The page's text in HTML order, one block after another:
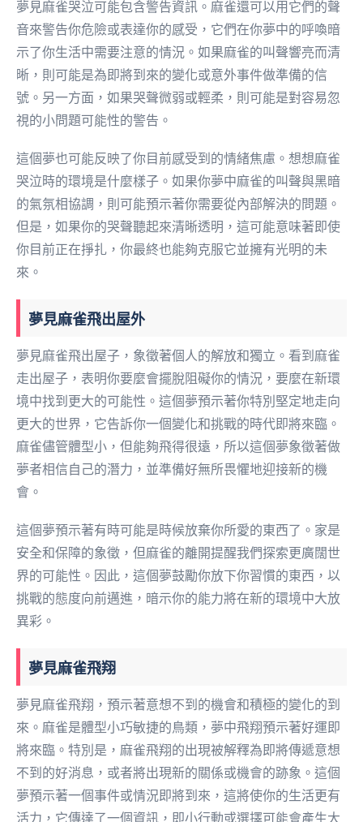
夢見麻雀哭泣可能包含警告資訊。麻雀還可以用它們的聲
音來警告你危險或表達你的感受，它們在你夢中的呼喚暗
示了你生活中需要注意的情況。如果麻雀的叫聲響亮而清
晰，則可能是為即將到來的變化或意外事件做準備的信
號。另一方面，如果哭聲微弱或輕柔，則可能是對容易忽
視的小問題可能性的警告。
這個夢也可能反映了你目前感受到的情緒焦慮。想想麻雀
哭泣時的環境是什麼樣子。如果你夢中麻雀的叫聲與黑暗
的氣氛相協調，則可能預示著你需要從內部解決的問題。
但是，如果你的哭聲聽起來清晰透明，這可能意味著即使
你目前正在掙扎，你最終也能夠克服它並擁有光明的未
來。
夢見麻雀飛出屋外
夢見麻雀飛出屋子，象徵著個人的解放和獨立。看到麻雀
走出屋子，表明你要麼會擺脫阻礙你的情況，要麼在新環
境中找到更大的可能性。這個夢預示著你特別堅定地走向
更大的世界，它告訴你一個變化和挑戰的時代即將來臨。
麻雀儘管體型小，但能夠飛得很遠，所以這個夢象徵著做
夢者相信自己的潛力，並準備好無所畏懼地迎接新的機
會。
這個夢預示著有時可能是時候放棄你所愛的東西了。家是
安全和保障的象徵，但麻雀的離開提醒我們探索更廣闊世
界的可能性。因此，這個夢鼓勵你放下你習慣的東西，以
挑戰的態度向前邁進，暗示你的能力將在新的環境中大放
異彩。
夢見麻雀飛翔
夢見麻雀飛翔，預示著意想不到的機會和積極的變化的到
來。麻雀是體型小巧敏捷的鳥類，夢中飛翔預示著好運即
將來臨。特別是，麻雀飛翔的出現被解釋為即將傳遞意想
不到的好消息，或者將出現新的關係或機會的跡象。這個
夢預示著一個事件或情況即將到來，這將使你的生活更有
活力，它傳達了一個資訊，即小行動或選擇可能會產生大